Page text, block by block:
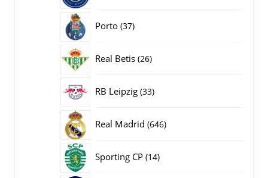
Porto 3737
Real Betis 2626
RB Leipzig 3333
Real Madrid 646646
Sporting CP 1414